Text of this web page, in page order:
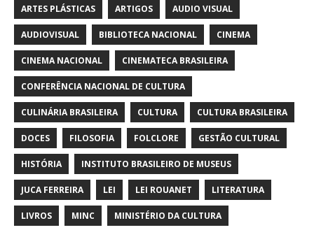
ARTES PLÁSTICAS ARTIGOS AUDIO VISUAL
AUDIOVISUAL BIBLIOTECA NACIONAL CINEMA
CINEMA NACIONAL CINEMATECA BRASILEIRA
CONFERÊNCIA NACIONAL DE CULTURA
CULINÁRIA BRASILEIRA CULTURA CULTURA BRASILEIRA
DOCES FILOSOFIA FOLCLORE GESTÃO CULTURAL
HISTÓRIA INSTITUTO BRASILEIRO DE MUSEUS
JUCA FERREIRA LEI LEI ROUANET LITERATURA
LIVROS MINC MINISTÉRIO DA CULTURA